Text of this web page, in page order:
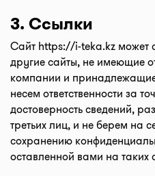
3. Ссылки
Сайт https://i-teka.kz может
другие сайты, не имеющие
компании и
несем ответственности за
достоверность сведений,
третьих лиц, и не берем на
сохранению
оставленной вами на таких